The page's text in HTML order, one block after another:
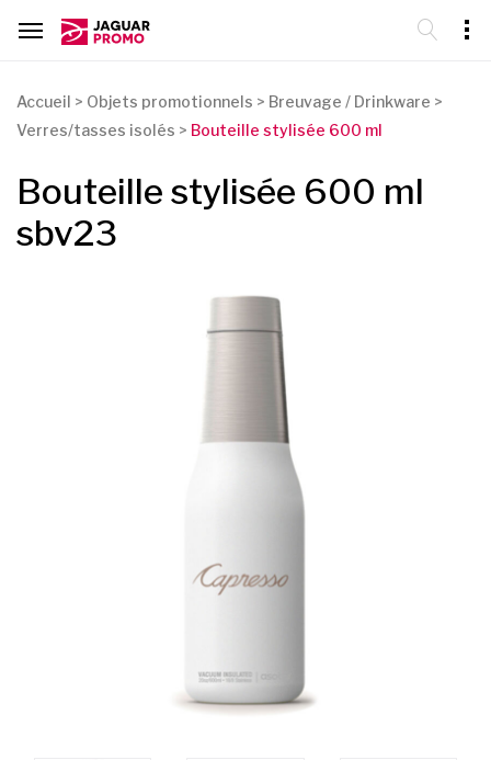
Accueil > Objets promotionnels > Breuvage / Drinkware >
Verres/tasses isolés > Bouteille stylisée 600 ml
Bouteille stylisée 600 ml
sbv23